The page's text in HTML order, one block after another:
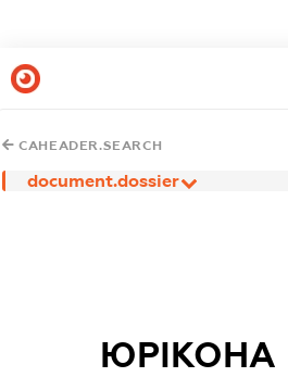
CAHEADER.SEARCH
document.dossier
ЮРІКОНА